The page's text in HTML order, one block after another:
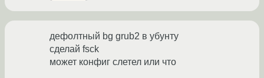
дефолтный bg grub2 в убунту
сделай fsck
может конфиг слетел или что